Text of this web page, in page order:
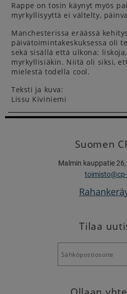
Rappe on tosin käynyt myös
myrkyllisyyttä ei vältelty,
Manchesterissa eräässä
päivätoimintakeskuksessa oli
sekä sisällä että ulkona:
myrkyllisiäkin. Niitä oli siksi,
mielestä todella cool.
Teksti ja kuva:
Lissu Kiviniemi
Suomen
Malmin kauppatie
Tilaa